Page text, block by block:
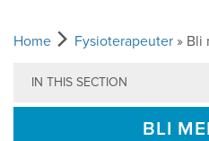
VAD INNEBÄR
VAD INNEFATTAR
FYSIOTERAPEUTER
EN ÖVERSIKT ÖVER
UTBILDNING
Home Fysioterapeuter » Bli
IN THIS SECTION
BLI